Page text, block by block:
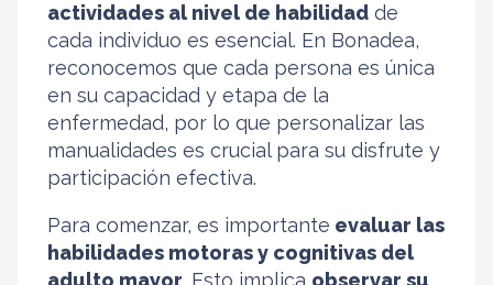
actividades al nivel de habilidad de
cada individuo es esencial. En Bonadea,
reconocemos que cada persona es única
en su capacidad y etapa de la
enfermedad, por lo que personalizar las
manualidades es crucial para su disfrute y
participación efectiva.
Para comenzar, es importante evaluar las
habilidades motoras y cognitivas del
adulto mayor. Esto implica observar su